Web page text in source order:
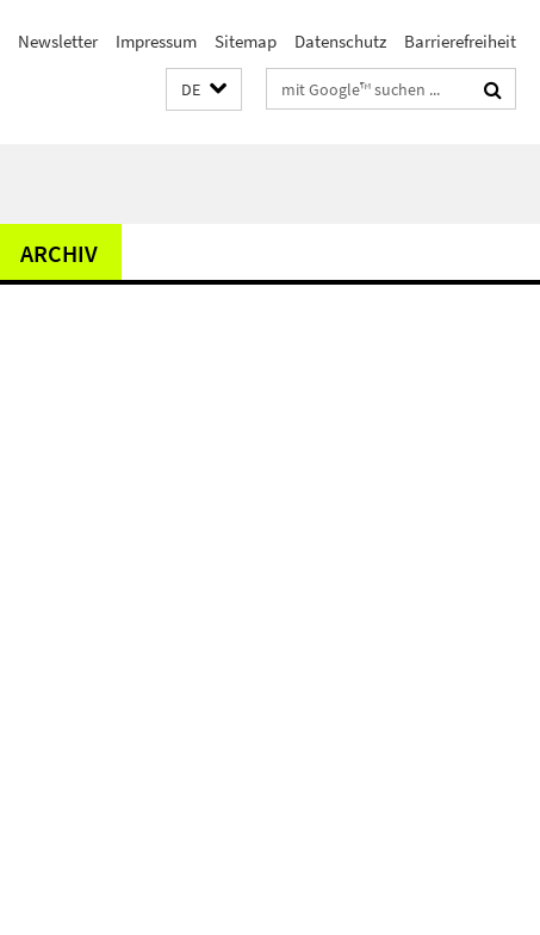
Newsletter Impressum Sitemap Datenschutz Barrierefreiheit
DE Suchbegriffe
ARCHIV